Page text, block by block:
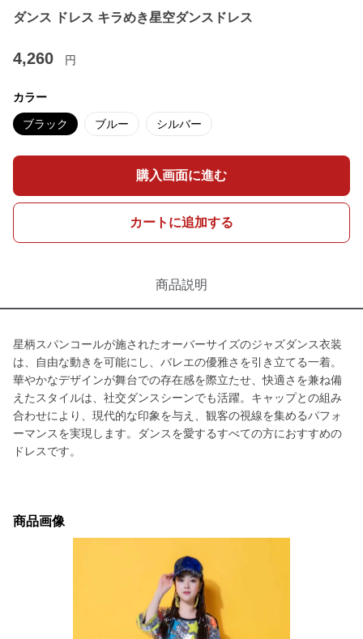
ダンス ドレス キラめき星空ダンスドレス
4,260 円
カラー
ブラック ブルー シルバー
購入画面に進む
カートに追加する
商品説明
星柄スパンコールが施されたオーバーサイズのジャズダンス衣装
は、自由な動きを可能にし、バレエの優雅さを引き立てる一着。
華やかなデザインが舞台での存在感を際立たせ、快適さを兼ね備
えたスタイルは、社交ダンスシーンでも活躍。キャップとの組み
合わせにより、現代的な印象を与え、観客の視線を集めるパフォ
ーマンスを実現します。ダンスを愛するすべての方におすすめの
ドレスです。
商品画像